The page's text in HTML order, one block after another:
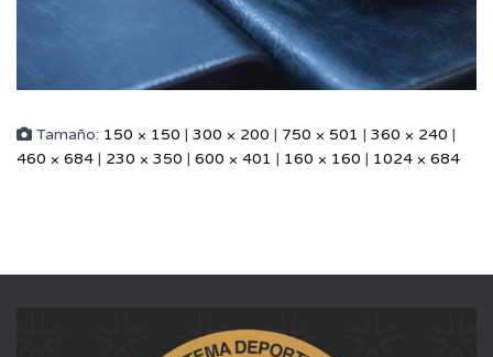
Tamaño: 150 × 150 | 300 × 200 | 750 × 501 | 360 × 240 |
460 × 684 | 230 × 350 | 600 × 401 | 160 × 160 | 1024 × 684